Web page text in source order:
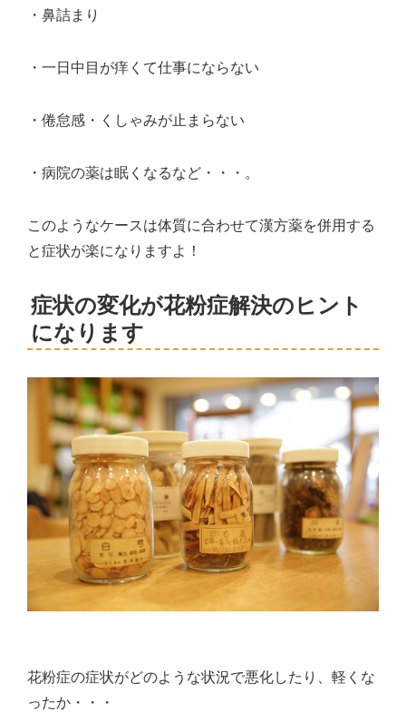
・鼻詰まり
・一日中目が痒くて仕事にならない
・倦怠感・くしゃみが止まらない
・病院の薬は眠くなるなど・・・。
このようなケースは体質に合わせて漢方薬を併用する
と症状が楽になりますよ！
症状の変化が花粉症解決のヒント
になります
花粉症の症状がどのような状況で悪化したり、軽くな
ったか・・・